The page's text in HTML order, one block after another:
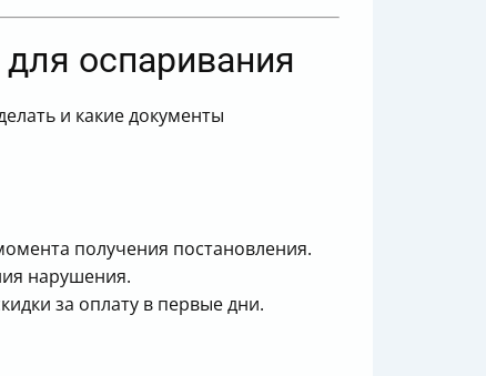
оспаривания
и какие документы
получения постановления.
нарушения.
за оплату в первые дни.